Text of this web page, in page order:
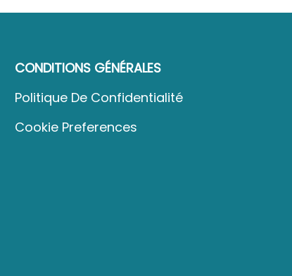
CONDITIONS GÉNÉRALES
Politique De Confidentialité
Cookie Preferences